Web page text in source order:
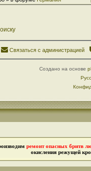
Связаться с администрацией
Создано на основе
ремонт опасных бритв
окисления режущей